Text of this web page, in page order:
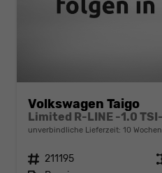
Volkswagen Taigo
unverbindliche Lieferzeit: 10 Wochen
Fahrzeugnr. 211195